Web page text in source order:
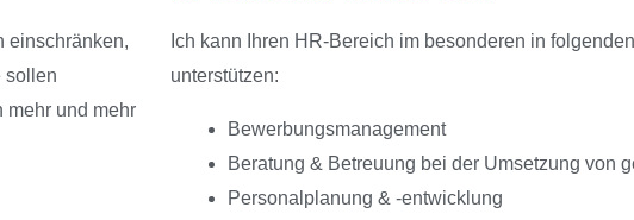
einschränken,
sollen
mehr und mehr
Ich kann Ihren HR-Bereich im besonderen in
unterstützen:
Bewerbungsmanagement
Beratung & Betreuung bei der Umsetzung von
Personalplanung & -entwicklung